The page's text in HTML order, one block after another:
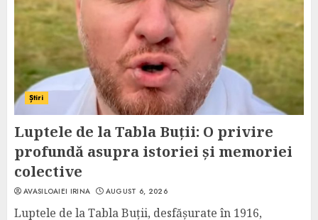
Știri
Luptele de la Tabla Buții: O privire
profundă asupra istoriei și memoriei
colective
AVASILOAIEI IRINA AUGUST 6, 2026
Luptele de la Tabla Buții, desfășurate în 1916,